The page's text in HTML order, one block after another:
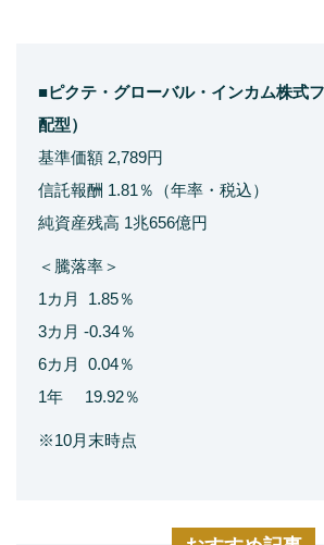
■ピクテ・グローバル・インカム株式
配型）
基準価額 2,789円
信託報酬 1.81％（年率・税込）
純資産残高 1兆656億円
＜騰落率＞
1カ月 1.85％
3カ月 -0.34％
6カ月 0.04％
1年 19.92％
※10月末時点